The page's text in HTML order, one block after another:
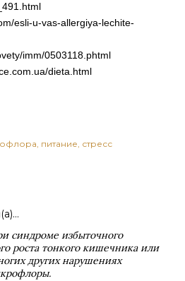
esli-u-vas-allergiya-lechite-
imm/0503118.phtml
dieta.html
питание стресс
синдроме избыточного
роста тонкого кишечника или
других нарушениях